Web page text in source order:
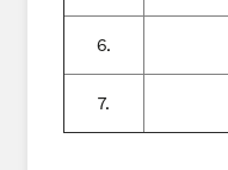
6.
7.